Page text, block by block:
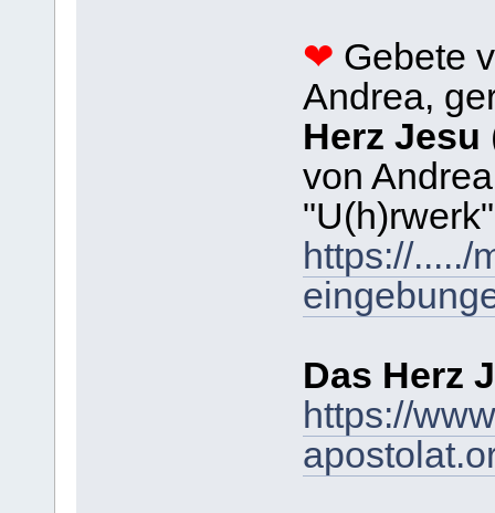
❤ Gebete
Andrea,
Herz Jesu
von
https://...../
Das Herz
https://